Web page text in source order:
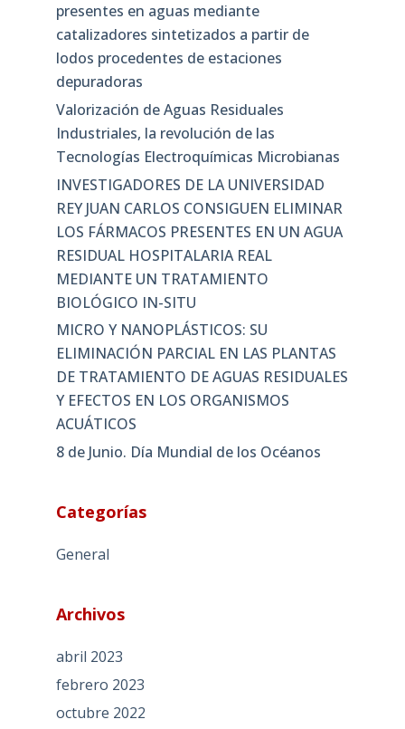
presentes en aguas mediante
catalizadores sintetizados a partir de
lodos procedentes de estaciones
depuradoras
Valorización de Aguas Residuales
Industriales, la revolución de las
Tecnologías Electroquímicas Microbianas
INVESTIGADORES DE LA UNIVERSIDAD
REY JUAN CARLOS CONSIGUEN ELIMINAR
LOS FÁRMACOS PRESENTES EN UN AGUA
RESIDUAL HOSPITALARIA REAL
MEDIANTE UN TRATAMIENTO
BIOLÓGICO IN-SITU
MICRO Y NANOPLÁSTICOS: SU
ELIMINACIÓN PARCIAL EN LAS PLANTAS
DE TRATAMIENTO DE AGUAS RESIDUALES
Y EFECTOS EN LOS ORGANISMOS
ACUÁTICOS
8 de Junio. Día Mundial de los Océanos
Categorías
General
Archivos
abril 2023
febrero 2023
octubre 2022